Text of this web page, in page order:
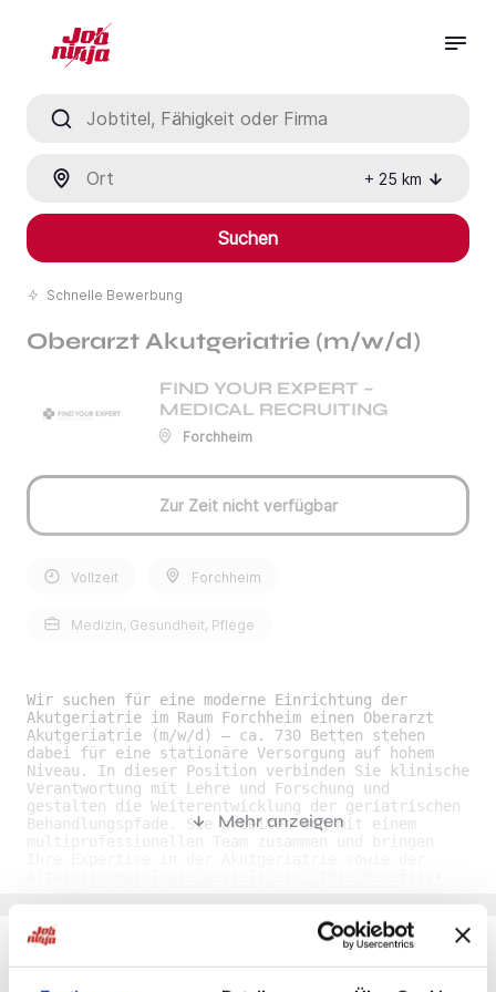
+ 25 km
Suchen
Schnelle Bewerbung
Oberarzt Akutgeriatrie (m/w/d)
FIND YOUR EXPERT –
MEDICAL RECRUITING
Forchheim
Zur Zeit nicht verfügbar
Vollzeit Forchheim
Medizin, Gesundheit, Pflege
Wir suchen für eine moderne Einrichtung der
Akutgeriatrie im Raum Forchheim einen Oberarzt
Akutgeriatrie (m/w/d) – ca. 730 Betten stehen
dabei für eine stationäre Versorgung auf hohem
Niveau. In dieser Position verbinden Sie klinische
Verantwortung mit Lehre und Forschung und
gestalten die Weiterentwicklung der geriatrischen
Behandlungspfade. Sie arbeiten eng mit einem
und können Ihre wissenschaftlichen Interessen
strukturiert einbringen. • Lehre und Didaktik:
Neben der Patientenversorgung erhalten Sie die
Möglichkeit, aktiv in der Ausbildung mitzuwirken,
Mehr anzeigen